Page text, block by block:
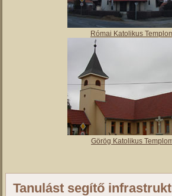
Vajai Református Templom